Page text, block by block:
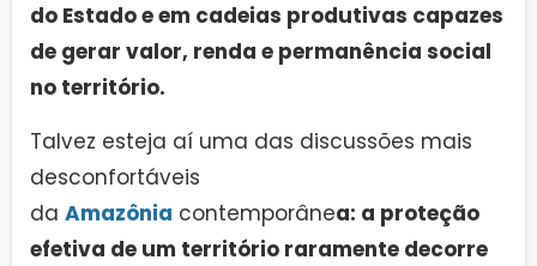
do Estado e em cadeias produtivas capazes
de gerar valor, renda e permanência social
no território.
Talvez esteja aí uma das discussões mais
desconfortáveis
da Amazônia contemporânea: a proteção
efetiva de um território raramente decorre